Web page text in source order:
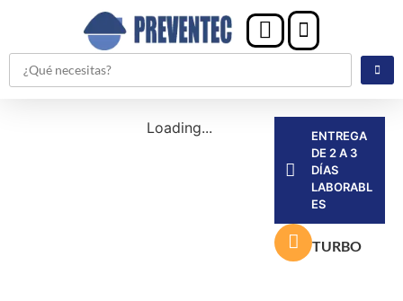
Loading...
ENTREGA
DE 2 A 3
DÍAS
LABORABL
ES
TURBO